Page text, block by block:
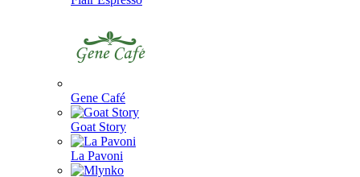
Gene Café
Goat Story
La Pavoni